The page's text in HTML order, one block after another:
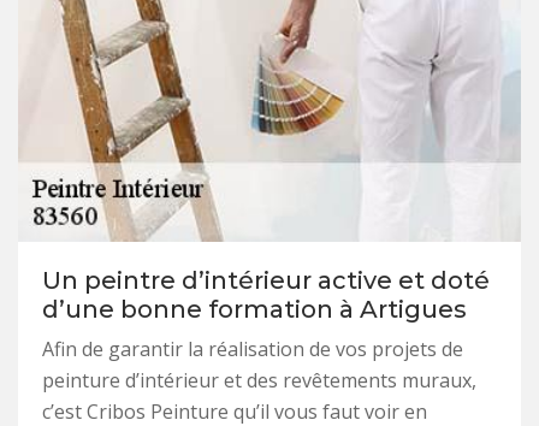
Un peintre d’intérieur active et doté
d’une bonne formation à Artigues
Afin de garantir la réalisation de vos projets de
peinture d’intérieur et des revêtements muraux,
c’est Cribos Peinture qu’il vous faut voir en